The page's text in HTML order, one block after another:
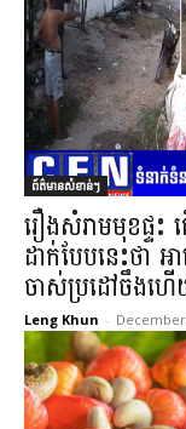
ព័ត៌មានសំខាន់ៗ
រឿងសំរាមមុខផ្ទ
ដាក់បែបនេះថា
ចាស់ប្រដៅចឹងហ
Leng Khun - December